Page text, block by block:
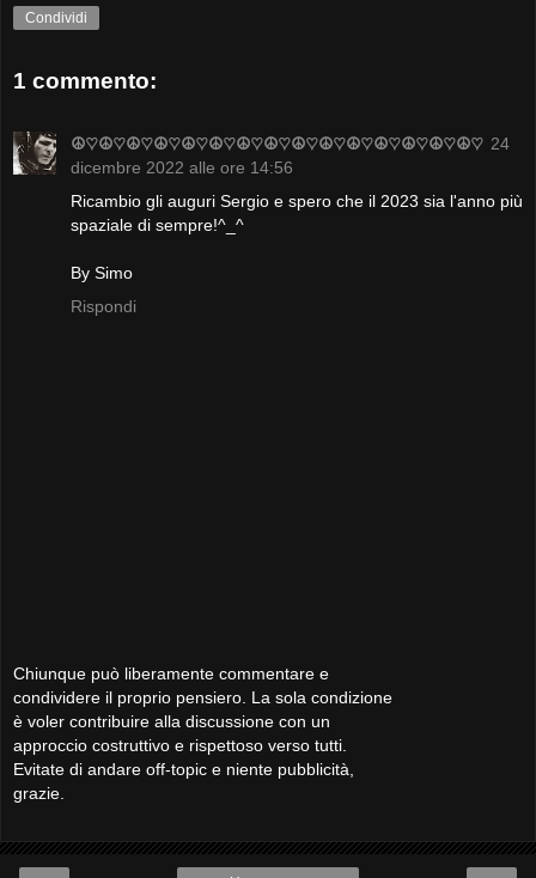
Condividi
1 commento:
☮♡☮♡☮♡☮♡☮♡☮♡☮♡☮♡☮♡☮♡☮♡☮♡☮♡☮♡☮♡ 24
dicembre 2022 alle ore 14:56
Ricambio gli auguri Sergio e spero che il 2023 sia l'anno più
spaziale di sempre!^_^
By Simo
Rispondi
Chiunque può liberamente commentare e
condividere il proprio pensiero. La sola condizione
è voler contribuire alla discussione con un
approccio costruttivo e rispettoso verso tutti.
Evitate di andare off-topic e niente pubblicità,
grazie.